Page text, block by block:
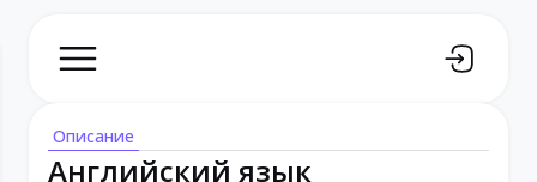
Описание
Английский язык